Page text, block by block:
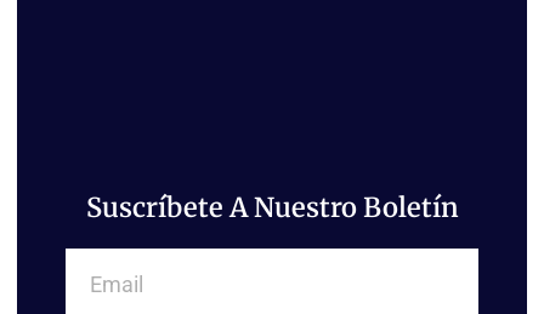
Suscríbete A Nuestro Boletín